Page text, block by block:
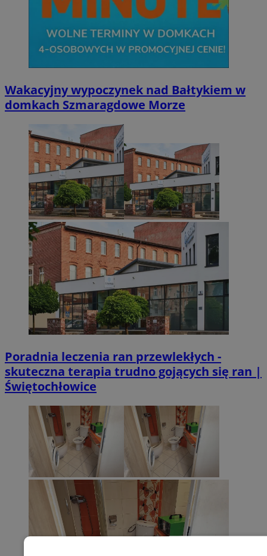
Wakacyjny wypoczynek nad Bałtykiem w
domkach Szmaragdowe Morze
Poradnia leczenia ran przewlekłych -
skuteczna terapia trudno gojących się ran |
Świętochłowice